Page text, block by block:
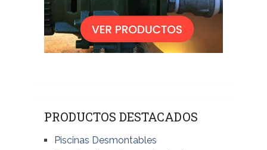
PRODUCTOS DESTACADOS
Piscinas Desmontables